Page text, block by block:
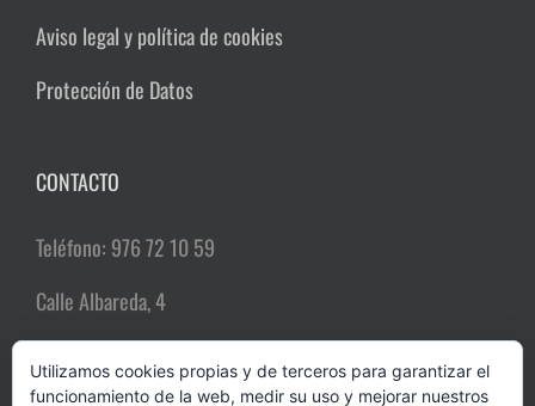
Aviso legal y política de cookies
Protección de Datos
CONTACTO
Teléfono: 976 72 10 59
Calle Albareda, 4
Utilizamos cookies propias y de terceros para garantizar el
funcionamiento de la web, medir su uso y mejorar nuestros